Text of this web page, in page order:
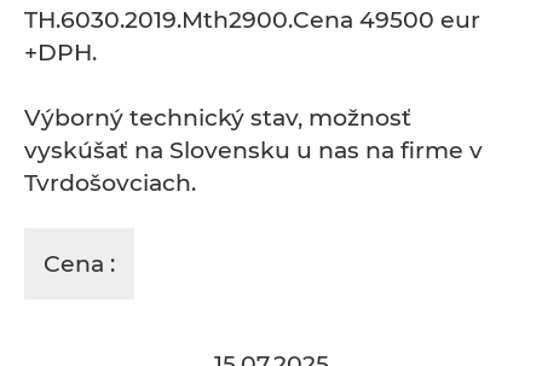
TH.6030.2019.Mth2900.Cena 49500 eur
+DPH.
Výborný technický stav, možnosť
vyskúšať na Slovensku u nas na firme v
Tvrdošovciach.
Cena :